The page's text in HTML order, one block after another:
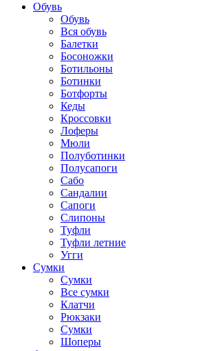
Обувь
Обувь
Вся обувь
Балетки
Босоножки
Ботильоны
Ботинки
Ботфорты
Кеды
Кроссовки
Лоферы
Мюли
Полуботинки
Полусапоги
Сабо
Сандалии
Сапоги
Слипоны
Туфли
Туфли летние
Угги
Сумки
Сумки
Все сумки
Клатчи
Рюкзаки
Сумки
Шоперы